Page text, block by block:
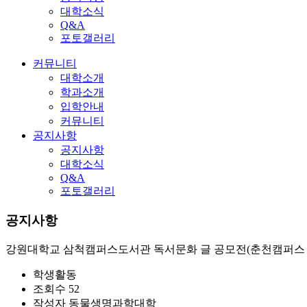
대학소식
Q&A
포토갤러리
커뮤니티
대학소개
학과소개
입학안내
커뮤니티
공지사항
공지사항
대학소식
Q&A
포토갤러리
공지사항
강원대학교 삼척캠퍼스도서관 독서문화 글 공모전(춘천캠퍼스
학생활동
조회수 52
작성자 동물생명과학대학